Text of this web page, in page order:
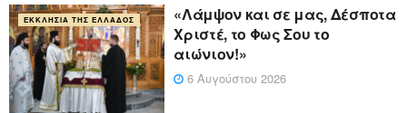
ΕΚΚΛΗΣΊΑ ΤΗΣ ΕΛΛΆΔΟΣ
«Λάμψον και σε μας, Δέσποτα
Χριστέ, το Φως Σου το
αιώνιον!»
6 Αυγούστου 2026